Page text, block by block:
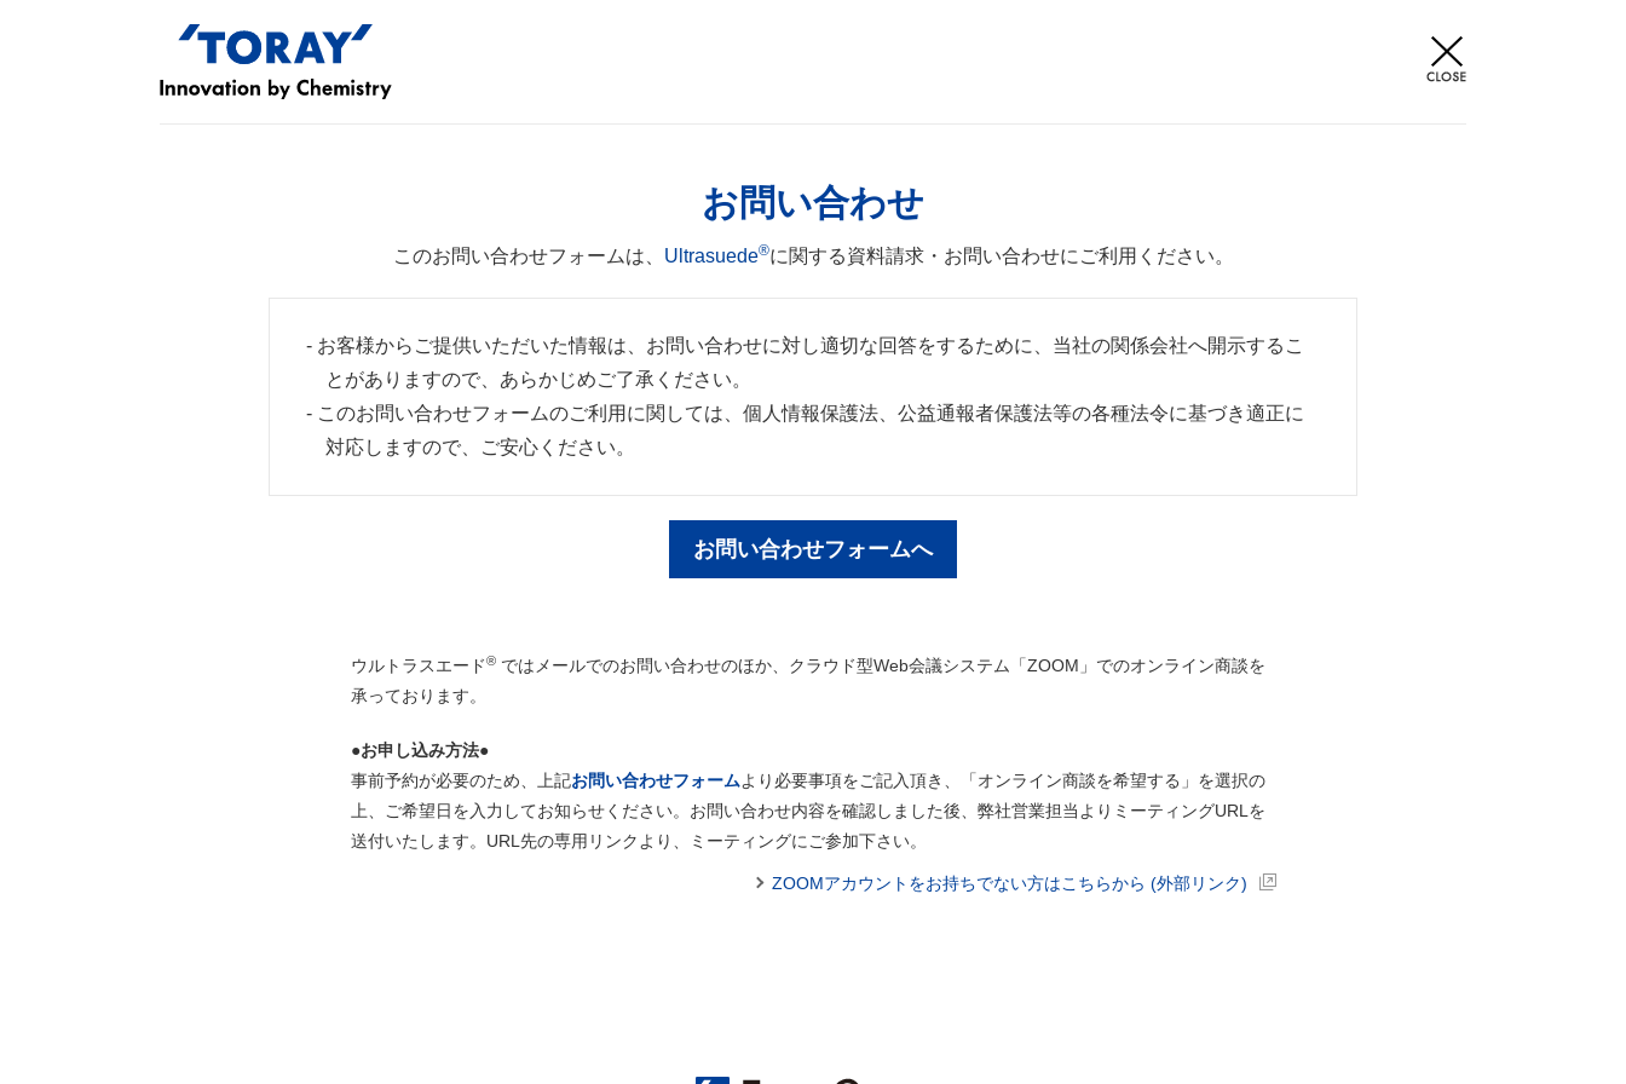
お問い合わせ
このお問い合わせフォームは、 Ultrasuede®に関する資料請求・お問い合わせにご利用ください。
- お客様からご提供いただいた情報は、お問い合わせに対し適切な回答をするために、当社の関係会社へ開示するこ
とがありますので、あらかじめご了承ください。
- このお問い合わせフォームのご利用に関しては、個人情報保護法、公益通報者保護法等の各種法令に基づき適正に
対応しますので、ご安心ください。
お問い合わせフォームへ
ウルトラスエード®ではメールでのお問い合わせのほか、クラウド型Web会議システム「ZOOM」でのオンライン商談を
承っております。
●お申し込み方法●
事前予約が必要のため、上記お問い合わせフォームより必要事項をご記入頂き、「オンライン商談を希望する」を選択の
上、ご希望日を入力してお知らせください。お問い合わせ内容を確認しました後、弊社営業担当よりミーティングURLを
送付いたします。URL先の専用リンクより、ミーティングにご参加下さい。
ZOOMアカウントをお持ちでない方はこちらから (外部リンク)